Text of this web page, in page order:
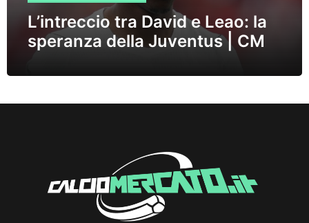
L’intreccio tra David e Leao: la
speranza della Juventus | CM